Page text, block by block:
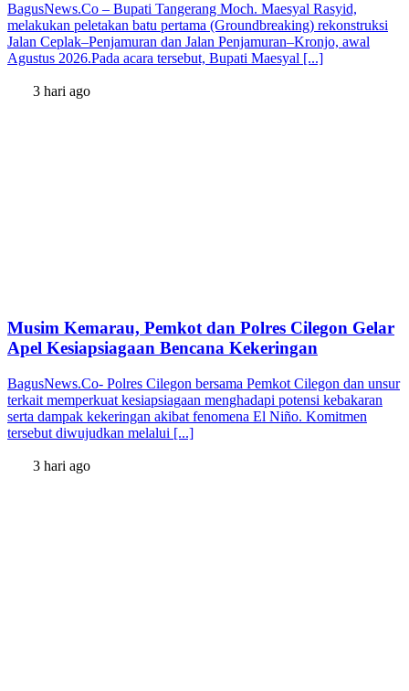
BagusNews.Co – Bupati Tangerang Moch. Maesyal Rasyid,
melakukan peletakan batu pertama (Groundbreaking) rekonstruksi
Jalan Ceplak–Penjamuran dan Jalan Penjamuran–Kronjo, awal
Agustus 2026.Pada acara tersebut, Bupati Maesyal [...]
3 hari ago
Musim Kemarau, Pemkot dan Polres Cilegon Gelar
Apel Kesiapsiagaan Bencana Kekeringan
BagusNews.Co- Polres Cilegon bersama Pemkot Cilegon dan unsur
terkait memperkuat kesiapsiagaan menghadapi potensi kebakaran
serta dampak kekeringan akibat fenomena El Niño. Komitmen
tersebut diwujudkan melalui [...]
3 hari ago